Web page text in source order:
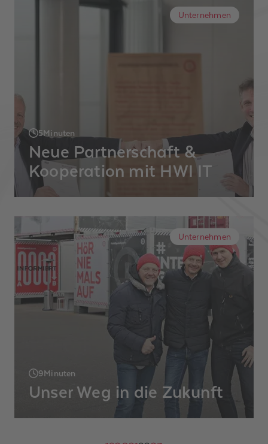
Unternehmen
5Minuten
Neue Partnerschaft &
Kooperation mit HWI IT
Im August 2020 sind HWI IT und Alexander
gemeinsam eine sichere Netzwerk- und
Schnittstellenkommunikation zwischen IT
und OT zu schaffen.
Unternehmen
9Minuten
Unser Weg in die Zukunft
Alles begann im Jahr 1900 – mit einem